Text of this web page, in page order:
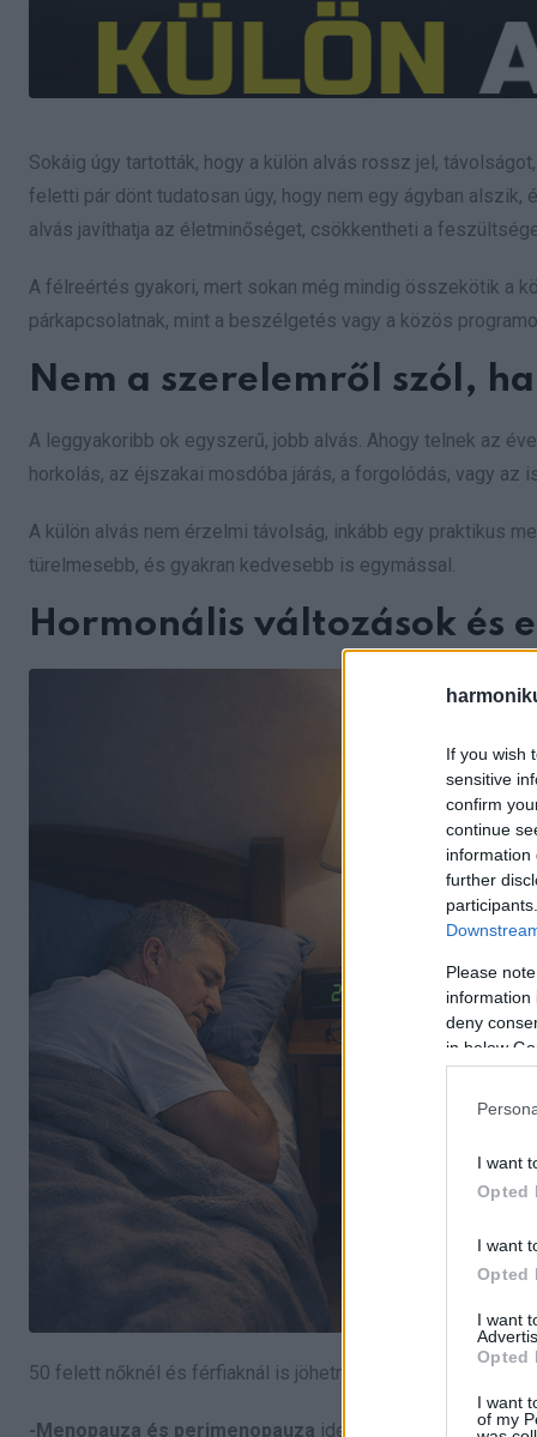
If you wish
sensitive
confirm
continue
information
further
Please
information
deny
in below
I want
Opted
I want
Opted
I want
Opted
I want
of my
Sokáig úgy tartották, hogy a külön alvás rossz jel,
feletti pár dönt tudatosan úgy, hogy nem egy ágyban
alvás javíthatja az életminőséget, csökkentheti a
A félreértés gyakori, mert sokan még mindig összekötik a
párkapcsolatnak, mint a beszélgetés vagy a közös
Nem a szerelemről szól,
A leggyakoribb ok egyszerű, jobb alvás. Ahogy telnek az
horkolás, az éjszakai mosdóba járás, a forgolódás, vagy
A külön alvás nem érzelmi távolság, inkább egy praktikus
türelmesebb, és gyakran kedvesebb is egymással.
Hormonális változások és
50 felett nőknél és férfiaknál is jöhetnek olyan testi
-Menopauza és perimenopauza idején gyakoriak a